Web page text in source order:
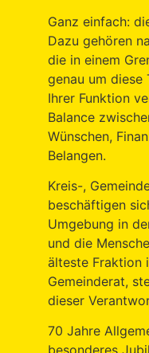
Ganz einfach:
Dazu gehören
die in einem
genau um diese
Ihrer Funktion
Balance
Wünschen,
Belangen.
Kreis-,
beschäftigen
Umgebung in
und die
älteste Fraktion
Gemeinderat,
dieser
70 Jahre